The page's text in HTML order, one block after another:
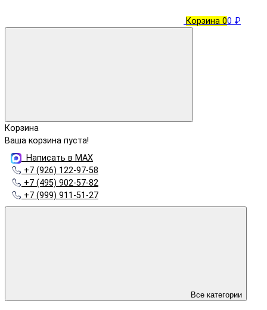
Корзина 00 ₽
Корзина
Ваша корзина пуста!
Написать в MAX
+7 (926) 122-97-58
+7 (495) 902-57-82
+7 (999) 911-51-27
Все категории